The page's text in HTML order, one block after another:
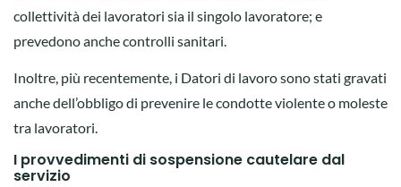
collettività dei lavoratori sia il singolo lavoratore; e
prevedono anche controlli sanitari.
Inoltre, più recentemente, i Datori di lavoro sono stati gravati
anche dell’obbligo di prevenire le condotte violente o moleste
tra lavoratori.
I provvedimenti di sospensione cautelare dal
servizio